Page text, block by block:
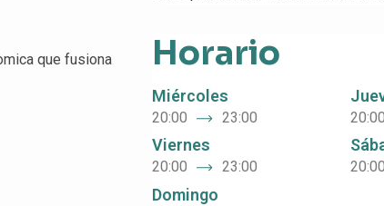
que fusiona
Horario
Miércoles
20:00 23:00 20:00
Viernes
20:00 23:00 20:00
Domingo